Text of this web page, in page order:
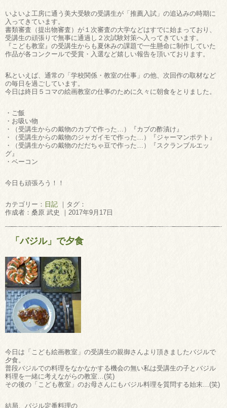
いよいよ工房に通う美大受験の受講生が「推薦入試」の追込みの時期に
入ってきています。
書類審査（提出物審査）が１次審査の大学などはすでに始まっており、
受講生の頑張りで無事に通過し２次試験対策へ入ってきています。
『こども教室』の受講生からも夏休みの課題で一生懸命に制作していた
作品が各コンクールで受賞・入選など嬉しい報告を頂いております。
私といえば、通常の「学校関係・教室の仕事」の他、次回作の取材など
の毎日を過ごしています。
今日は終日５コマの絵画教室の仕事のために久々に朝食をとりました。
・ご飯
・お吸い物
・（受講生からの戴物のカブで作った…）『カブの酢漬け』
・（受講生からの戴物のジャガイモで作った…）『ジャーマンポテト』
・（受講生からの戴物のだだちゃ豆で作った…）『スクランブルエッ
グ』
・ベーコン
今日も頑張ろう！！
カテゴリー： 日記 ｜タグ：
作成者：桑原 武史 ｜2017年9月17日
「バジル」で夕食
今日は「こども絵画教室」の受講生の親御さんより頂きましたバジルで
夕食。
普段バジルでの料理をなかなかする機会の無い私は受講生の子とバジル
料理を一緒に考えながらの教室…(笑)
その後の「こども教室」のお母さんにもバジル料理を質問する始末…(笑)
結局、バジル定番料理の